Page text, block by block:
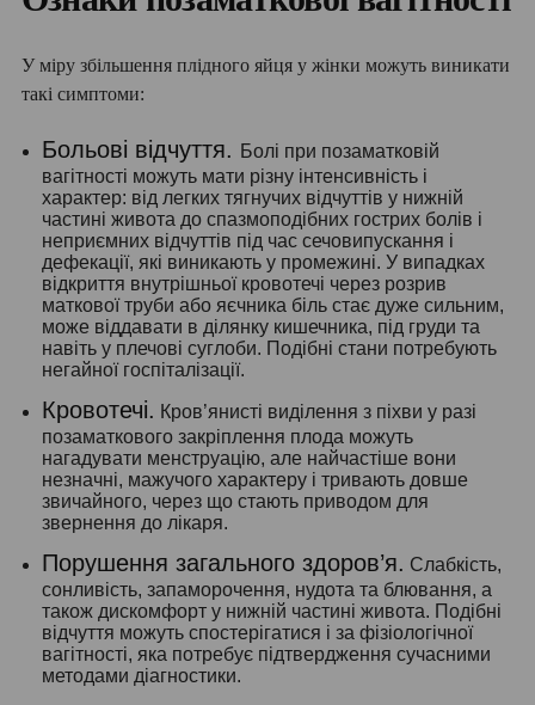
У міру збільшення плідного яйця у жінки можуть виникати
такі симптоми:
Больові відчуття. Болі при позаматковій
вагітності можуть мати різну інтенсивність і
характер: від легких тягнучих відчуттів у нижній
частині живота до спазмоподібних гострих болів і
неприємних відчуттів під час сечовипускання і
дефекації, які виникають у промежині. У випадках
відкриття внутрішньої кровотечі через розрив
маткової труби або яєчника біль стає дуже сильним,
може віддавати в ділянку кишечника, під груди та
навіть у плечові суглоби. Подібні стани потребують
негайної госпіталізації.
Кровотечі. Кров’янисті виділення з піхви у разі
позаматкового закріплення плода можуть
нагадувати менструацію, але найчастіше вони
незначні, мажучого характеру і тривають довше
звичайного, через що стають приводом для
звернення до лікаря.
Порушення загального здоров’я. Слабкість,
сонливість, запаморочення, нудота та блювання, а
також дискомфорт у нижній частині живота. Подібні
відчуття можуть спостерігатися і за фізіологічної
вагітності, яка потребує підтвердження сучасними
методами діагностики.